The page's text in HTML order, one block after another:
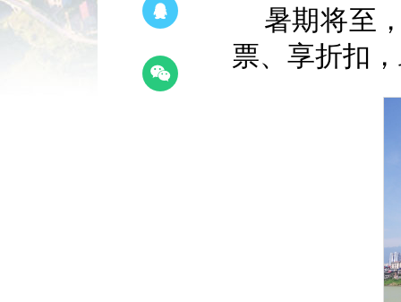
暑期将至
票、享折扣